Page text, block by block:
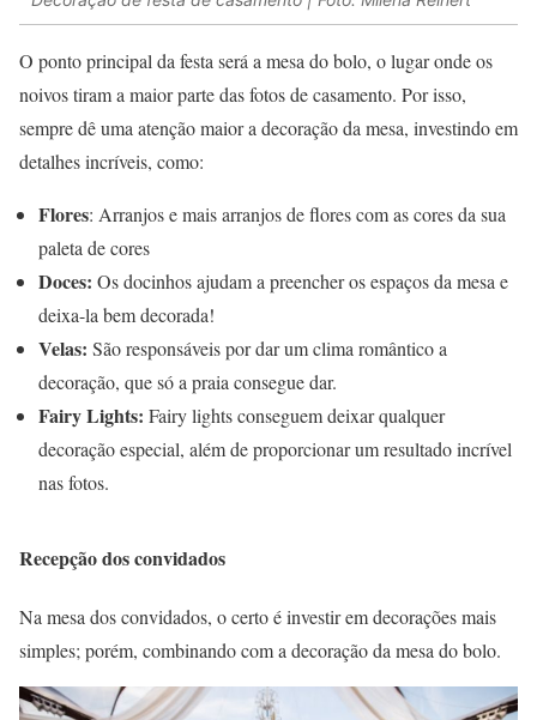
O ponto principal da festa será a mesa do bolo, o lugar onde os
noivos tiram a maior parte das fotos de casamento. Por isso,
sempre dê uma atenção maior a decoração da mesa, investindo em
detalhes incríveis, como:
Flores: Arranjos e mais arranjos de flores com as cores da sua
paleta de cores
Doces: Os docinhos ajudam a preencher os espaços da mesa e
deixa-la bem decorada!
Velas: São responsáveis por dar um clima romântico a
decoração, que só a praia consegue dar.
Fairy Lights: Fairy lights conseguem deixar qualquer
decoração especial, além de proporcionar um resultado incrível
nas fotos.
Recepção dos convidados
Na mesa dos convidados, o certo é investir em decorações mais
simples; porém, combinando com a decoração da mesa do bolo.